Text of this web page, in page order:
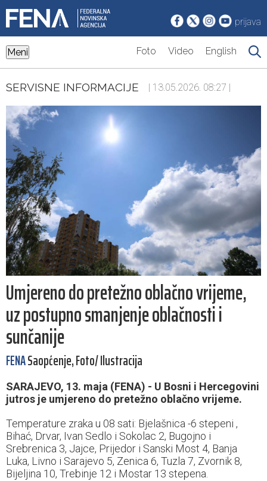
prijava
Meni Foto Video English
SERVISNE INFORMACIJE | 13.05.2026. 08:27 |
Umjereno do pretežno oblačno vrijeme,
uz postupno smanjenje oblačnosti i
sunčanije
FENASaopćenje, Foto/ Ilustracija
SARAJEVO, 13. maja (FENA) - U Bosni i Hercegovini
jutros je umjereno do pretežno oblačno vrijeme.
Temperature zraka u 08 sati: Bjelašnica -6 stepeni ,
Bihać, Drvar, Ivan Sedlo i Sokolac 2, Bugojno i
Srebrenica 3, Jajce, Prijedor i Sanski Most 4, Banja
Luka, Livno i Sarajevo 5, Zenica 6, Tuzla 7, Zvornik 8,
Bijeljina 10, Trebinje 12 i Mostar 13 stepena.